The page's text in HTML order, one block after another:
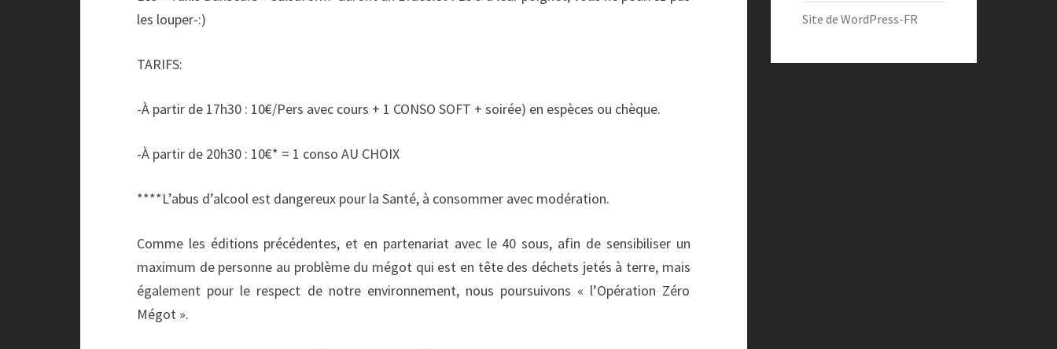
les louper-:)
TARIFS:
-À partir de 17h30 : 10€/Pers avec cours + 1 CONSO SOFT + soirée) en espèces ou chèque.
-À partir de 20h30 : 10€* = 1 conso AU CHOIX
****L’abus d’alcool est dangereux pour la Santé, à consommer avec modération.
Comme les éditions précédentes, et en partenariat avec le 40 sous, afin de sensibiliser un
maximum de personne au problème du mégot qui est en tête des déchets jetés à terre, mais
également pour le respect de notre environnement, nous poursuivons « l’Opération Zéro
Mégot ».
Site de WordPress-FR